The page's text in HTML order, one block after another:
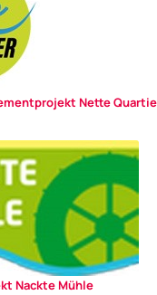
Nette
Nackte Mühle